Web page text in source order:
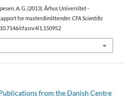
A. G. (2013). Århus Universitet -
for masterdimittender. CFA Scientific
cfasr.v4i1.150952
from the Danish Centre